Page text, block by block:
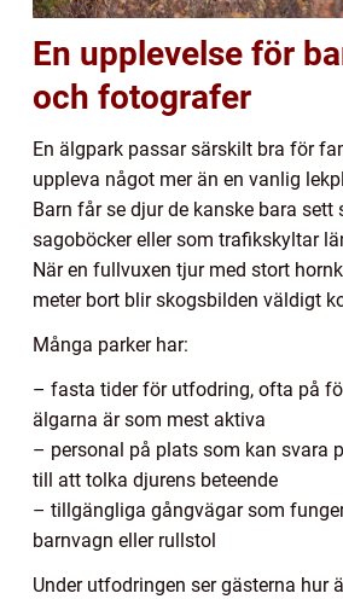
En upplevelse för
och fotografer
En älgpark passar särskilt bra för
uppleva något mer än en vanlig
Barn får se djur de kanske bara sett
sagoböcker eller som trafikskyltar
När en fullvuxen tjur med stort
meter bort blir skogsbilden väldigt
Många parker har:
– fasta tider för utfodring, ofta på
älgarna är som mest aktiva
– personal på plats som kan svara
till att tolka djurens beteende
– tillgängliga gångvägar som
barnvagn eller rullstol
Under utfodringen ser gästerna hur